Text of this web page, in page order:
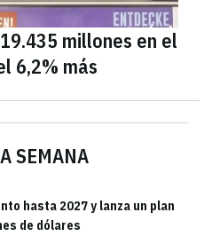
SEMANA
hasta 2027 y lanza un plan
de dólares
millones en el
6,2% más